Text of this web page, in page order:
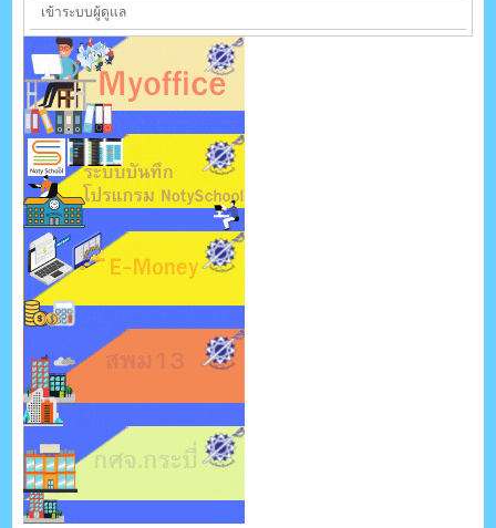
เข้าระบบผู้ดูแล